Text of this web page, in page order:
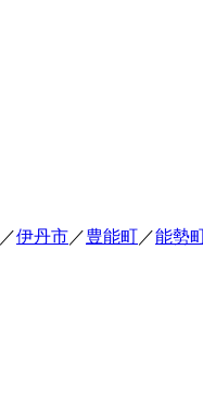
／伊丹市／豊能町／能勢